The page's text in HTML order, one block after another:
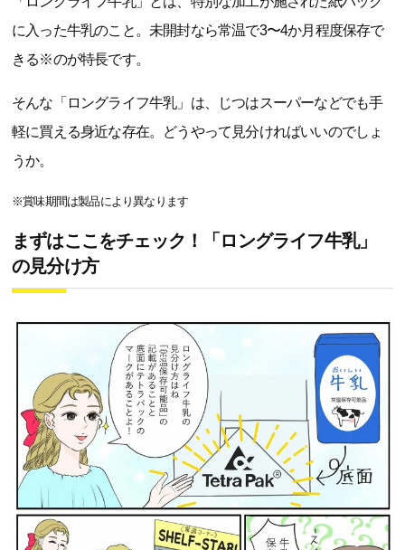
に入った牛乳のこと。未開封なら常温で3〜4か月程度保存で
きる※のが特長です。
そんな「ロングライフ牛乳」は、じつはスーパーなどでも手
軽に買える身近な存在。どうやって見分ければいいのでしょ
うか。
※賞味期間は製品により異なります
まずはここをチェック！「ロングライフ牛乳」
の見分け方